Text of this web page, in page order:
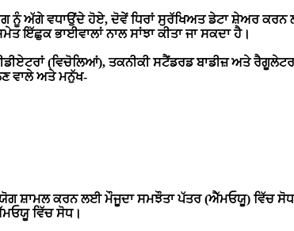
ਨੂੰ ਅੱਗੇ ਵਧਾਉਂਦੇ ਹੋਏ,ਦੋਵੇਂ ਧਿਰਾਂ ਸੁਰੱਖਿਅਤ ਡੇਟਾ ਸ਼ੇਅਰ ਕਰਨ
ਇੱਛੁਕ ਭਾਈਵਾਲਾਂ ਨਾਲ ਸਾਂਝਾ ਕੀਤਾ ਜਾ ਸਕਦਾ ਹੈ।
(ਵਿਚੋਲਿਆਂ), ਤਕਨੀਕੀ ਸਟੈਂਡਰਡ ਬਾਡੀਜ਼ ਅਤੇ
ਵਾਲੇ ਅਤੇ ਮਨੁੱਖ-
ਸ਼ਾਮਲ ਕਰਨ ਲਈ ਮੌਜੂਦਾ ਸਮਝੌਤਾ ਪੱਤਰ(ਐੱਮਓਯੂ) ਵਿੱਚ ਸੋਧ
ਵਿੱਚ ਸੋਧ।